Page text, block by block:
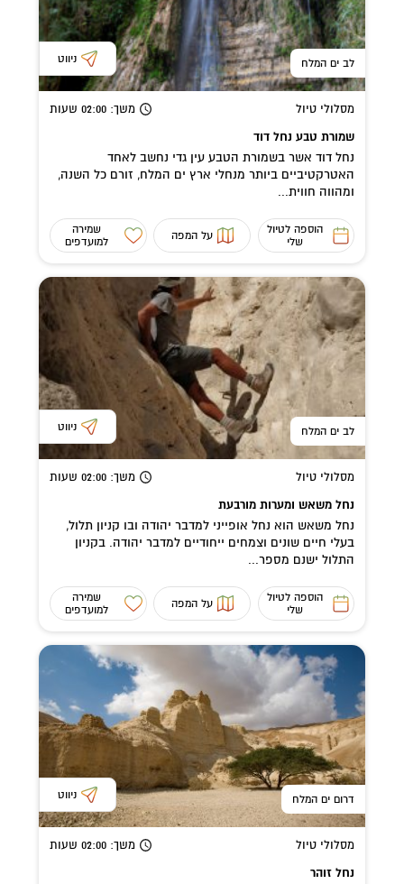
לב ים המלח ניווט
מסלולי טיול משך: 02:00 שעות
שמורת טבע נחל דוד
נחל דוד אשר בשמורת הטבע עין גדי נחשב לאחד
האטרקטיביים ביותר מנחלי ארץ ים המלח, זורם כל השנה,
ומהווה חווית...
הוספה לטיול
שלי
על המפה
שמירה
למועדפים
לב ים המלח ניווט
מסלולי טיול משך: 02:00 שעות
נחל משאש ומערות מורבעת
נחל משאש הוא נחל אופייני למדבר יהודה ובו קניון תלול,
בעלי חיים שונים וצמחים ייחודיים למדבר יהודה. בקניון
התלול ישנם מספר...
הוספה לטיול
שלי
על המפה
שמירה
למועדפים
דרום ים המלח ניווט
מסלולי טיול משך: 02:00 שעות
נחל זוהר